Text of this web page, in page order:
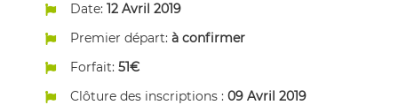
Date: 12 Avril 2019
Premier départ: à confirmer
Forfait: 51€
Clôture des inscriptions : 09 Avril 2019